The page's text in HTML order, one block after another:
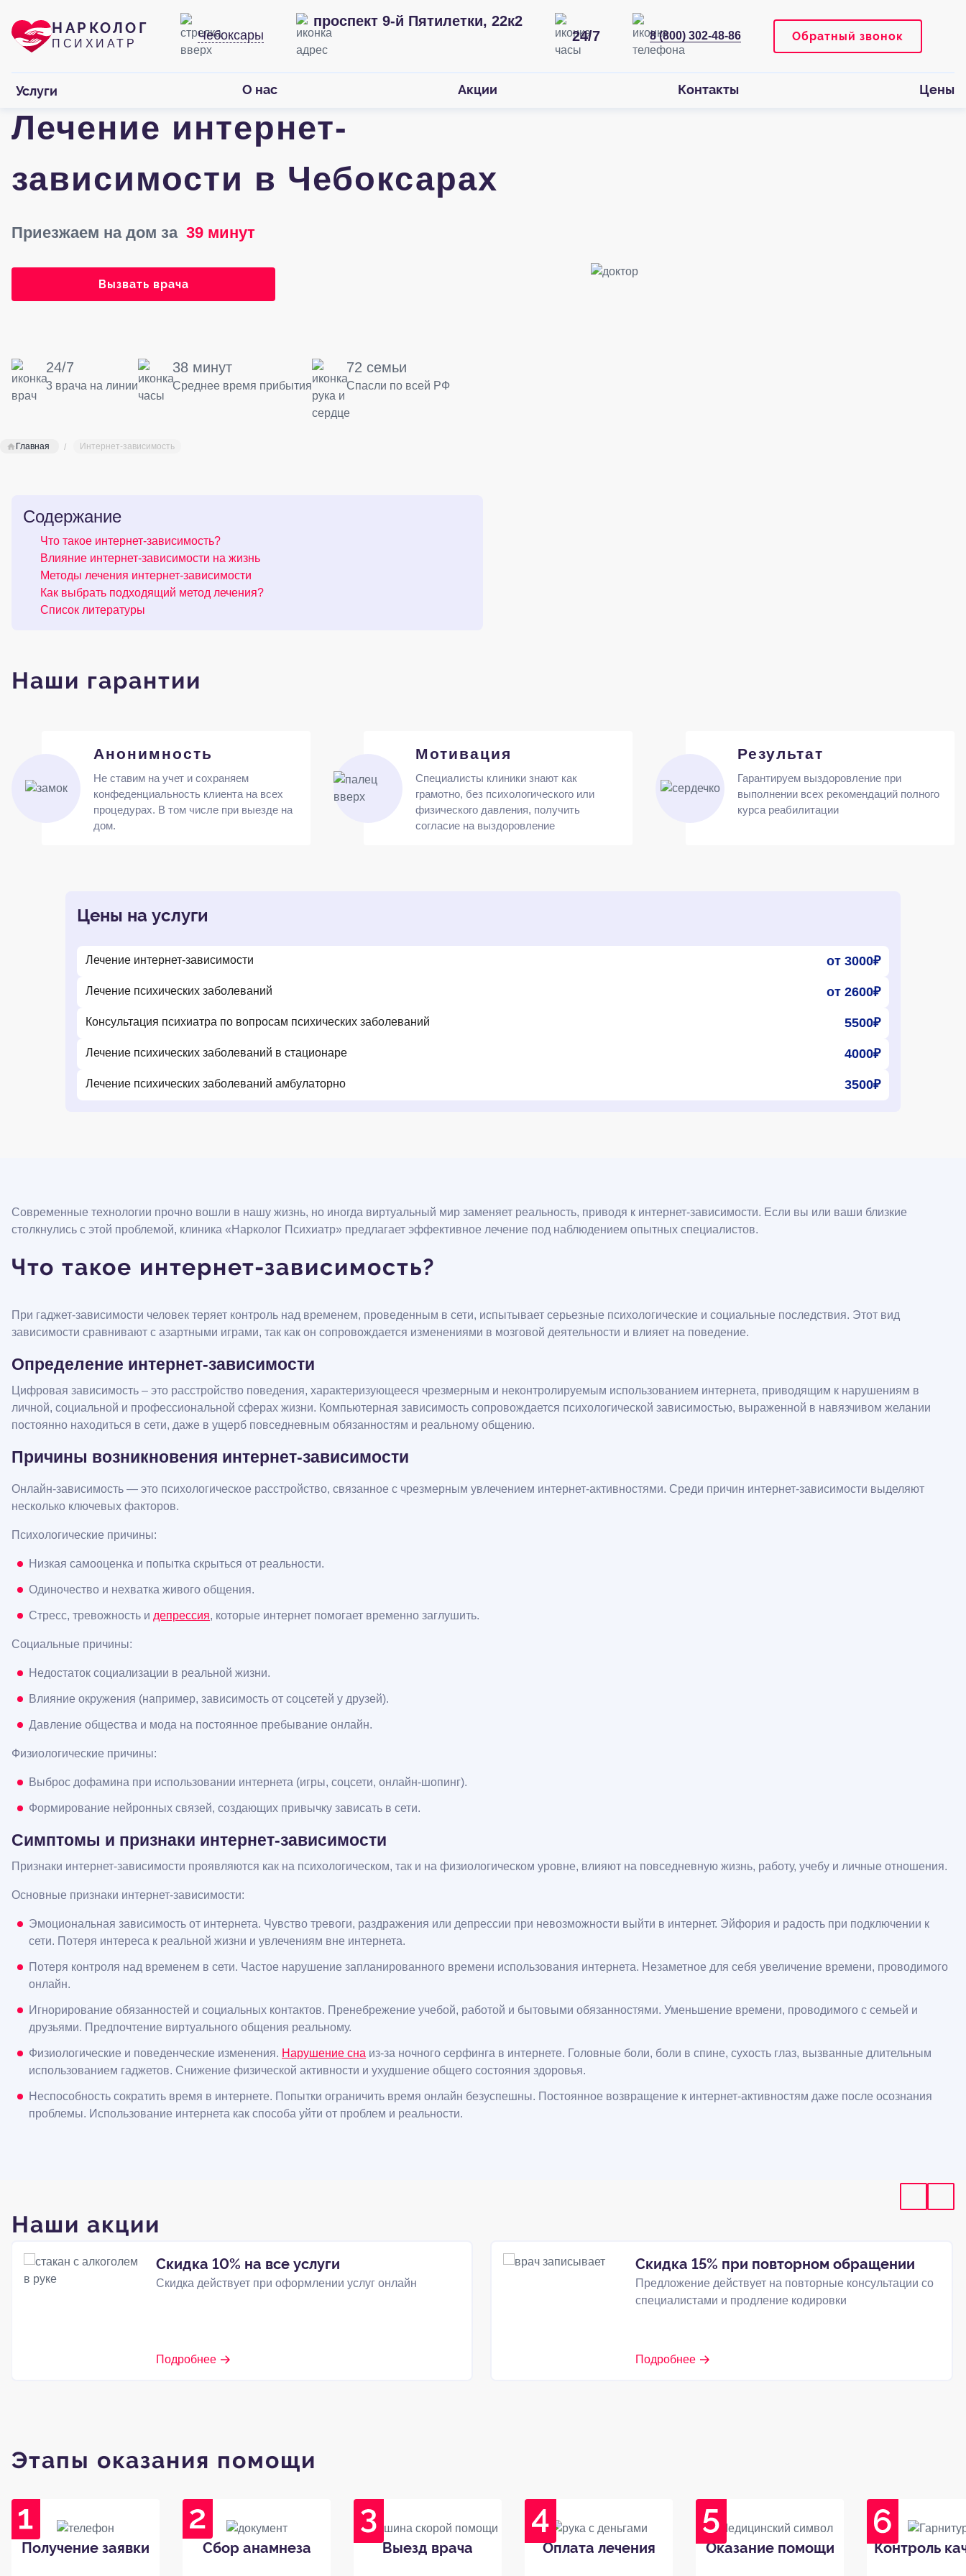
НАРКОЛОГ
ПСИХИАТР
Чебоксары
проспект 9-й Пятилетки, 22к2
24/7
8 (800) 302-48-86 Обратный звонок
Услуги О нас Акции Контакты Цены
Лечение интернет-
зависимости в Чебоксарах
Приезжаем на дом за39 минут
Вызвать врача
24/7
3 врача на линии
38 минут
Среднее время прибытия
72 семьи
Спасли по всей РФ
Главная Интернет-зависимость
Содержание
Что такое интернет-зависимость?
Влияние интернет-зависимости на жизнь
Методы лечения интернет-зависимости
Как выбрать подходящий метод лечения?
Список литературы
Наши гарантии
Анонимность
Не ставим на учет и сохраняем
конфеденциальность клиента на всех
процедурах. В том числе при выезде на
дом.
Мотивация
Специалисты клиники знают как
грамотно, без психологического или
физического давления, получить
согласие на выздоровление
Результат
Гарантируем выздоровление при
выполнении всех рекомендаций полного
курса реабилитации
Цены на услуги
Лечение интернет-зависимости от 3000₽
Лечение психических заболеваний от 2600₽
Консультация психиатра по вопросам психических заболеваний 5500₽
Лечение психических заболеваний в стационаре 4000₽
Лечение психических заболеваний амбулаторно 3500₽
Современные технологии прочно вошли в нашу жизнь, но иногда виртуальный мир заменяет реальность, приводя к интернет-зависимости. Если вы или ваши близкие
столкнулись с этой проблемой, клиника «Нарколог Психиатр» предлагает эффективное лечение под наблюдением опытных специалистов.
Что такое интернет-зависимость?
При гаджет-зависимости человек теряет контроль над временем, проведенным в сети, испытывает серьезные психологические и социальные последствия. Этот вид
зависимости сравнивают с азартными играми, так как он сопровождается изменениями в мозговой деятельности и влияет на поведение.
Определение интернет-зависимости
Цифровая зависимость – это расстройство поведения, характеризующееся чрезмерным и неконтролируемым использованием интернета, приводящим к нарушениям в
личной, социальной и профессиональной сферах жизни. Компьютерная зависимость сопровождается психологической зависимостью, выраженной в навязчивом желании
постоянно находиться в сети, даже в ущерб повседневным обязанностям и реальному общению.
Причины возникновения интернет-зависимости
Онлайн-зависимость — это психологическое расстройство, связанное с чрезмерным увлечением интернет-активностями. Среди причин интернет-зависимости выделяют
несколько ключевых факторов.
Психологические причины:
Низкая самооценка и попытка скрыться от реальности.
Одиночество и нехватка живого общения.
Стресс, тревожность и депрессия, которые интернет помогает временно заглушить.
Социальные причины:
Недостаток социализации в реальной жизни.
Влияние окружения (например, зависимость от соцсетей у друзей).
Давление общества и мода на постоянное пребывание онлайн.
Физиологические причины:
Выброс дофамина при использовании интернета (игры, соцсети, онлайн-шопинг).
Формирование нейронных связей, создающих привычку зависать в сети.
Симптомы и признаки интернет-зависимости
Признаки интернет-зависимости проявляются как на психологическом, так и на физиологическом уровне, влияют на повседневную жизнь, работу, учебу и личные отношения.
Основные признаки интернет-зависимости:
Эмоциональная зависимость от интернета. Чувство тревоги, раздражения или депрессии при невозможности выйти в интернет. Эйфория и радость при подключении к
сети. Потеря интереса к реальной жизни и увлечениям вне интернета.
Потеря контроля над временем в сети. Частое нарушение запланированного времени использования интернета. Незаметное для себя увеличение времени, проводимого
онлайн.
Игнорирование обязанностей и социальных контактов. Пренебрежение учебой, работой и бытовыми обязанностями. Уменьшение времени, проводимого с семьей и
друзьями. Предпочтение виртуального общения реальному.
Физиологические и поведенческие изменения. Нарушение сна из-за ночного серфинга в интернете. Головные боли, боли в спине, сухость глаз, вызванные длительным
использованием гаджетов. Снижение физической активности и ухудшение общего состояния здоровья.
Неспособность сократить время в интернете. Попытки ограничить время онлайн безуспешны. Постоянное возвращение к интернет-активностям даже после осознания
проблемы. Использование интернета как способа уйти от проблем и реальности.
Наши акции
Скидка 10% на все услуги
Скидка действует при оформлении услуг онлайн
Подробнее
Скидка 15% при повторном обращении
Предложение действует на повторные консультации со
специалистами и продление кодировки
Подробнее
Этапы оказания помощи
Получение заявки Сбор анамнеза Выезд врача Оплата лечения Оказание помощи Контроль